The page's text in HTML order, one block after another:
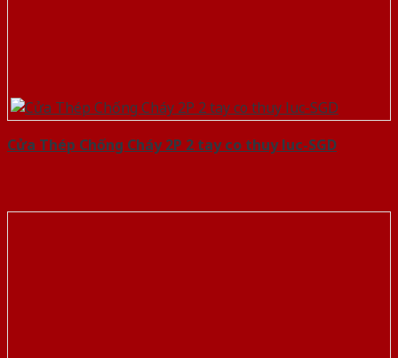
Cửa Thép Chống Cháy 2P 2 tay co thuy luc-SGD